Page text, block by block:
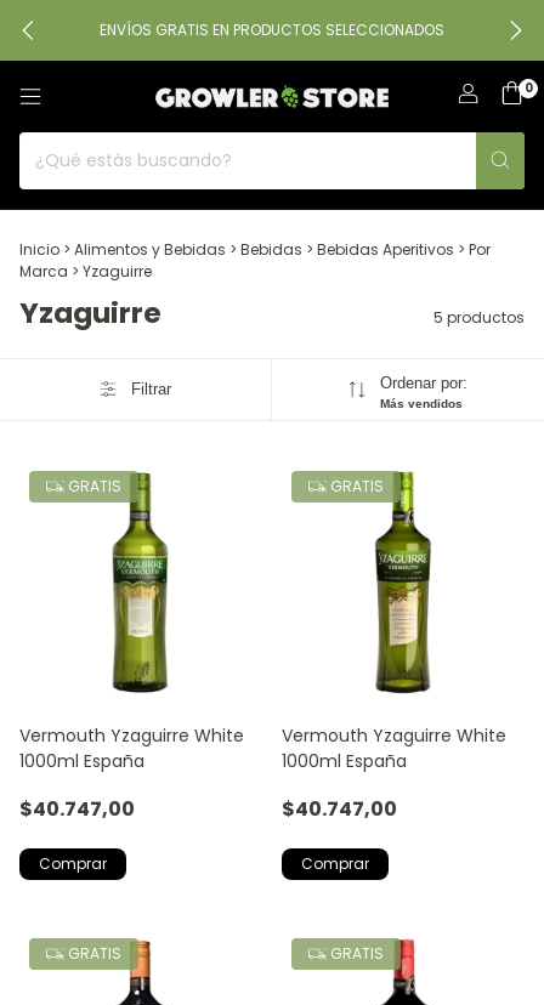
ENVÍOS GRATIS EN PRODUCTOS SELECCIONADOS
0
Inicio > Alimentos y Bebidas > Bebidas > Bebidas Aperitivos > Por
Marca > Yzaguirre
Yzaguirre 5 productos
Filtrar Ordenar por:
Más vendidos
GRATIS
Vermouth Yzaguirre White
1000ml España
$40.747,00
GRATIS
Vermouth Yzaguirre White
1000ml España
$40.747,00
GRATIS GRATIS